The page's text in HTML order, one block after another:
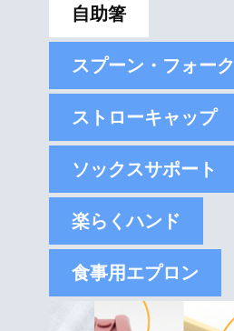
自助箸
スプーン・フォーク
ストローキャップ
ソックスサポート
楽らくハンド
食事用エプロン